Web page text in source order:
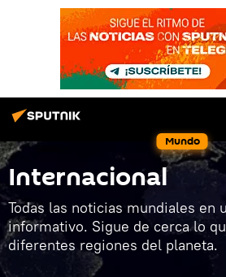
Mundo
Internacional
Todas las noticias mundiales en
informativo. Sigue de cerca lo
diferentes regiones del planeta.